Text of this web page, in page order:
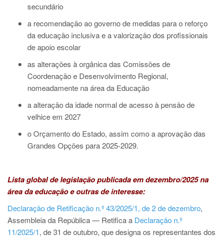
secundário
a recomendação ao governo de medidas para o reforço
da educação inclusiva e a valorização dos profissionais
de apoio escolar
as alterações à orgânica das Comissões de
Coordenação e Desenvolvimento Regional,
nomeadamente na área da Educação
a alteração da idade normal de acesso à pensão de
velhice em 2027
o Orçamento do Estado, assim como a aprovação das
Grandes Opções para 2025-2029.
Lista global de legislação publicada em dezembro/2025 na
área da educação e outras de interesse:
Declaração de Retificação n.º 43/2025/1, de 2 de dezembro,
Assembleia da República — Retifica a Declaração n.º
11/2025/1, de 31 de outubro, que designa os representantes dos